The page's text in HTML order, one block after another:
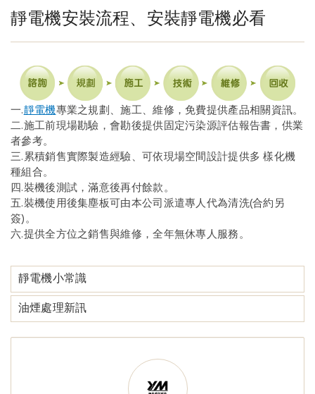
靜電機安裝流程、安裝靜
電機必看
靜電機安裝流程、安裝靜電機必看
一.靜電機專業之規劃、施工、維修，免費提供產品相關資訊。
二.施工前現場勘驗，會勘後提供固定污染源評估報告書，供業
者參考。
三.累積銷售實際製造經驗、可依現場空間設計提供多 樣化機
種組合。
四.裝機後測試，滿意後再付餘款。
五.裝機使用後集塵板可由本公司派遣專人代為清洗(合約另
簽)。
六.提供全方位之銷售與維修，全年無休專人服務。
靜電機小常識
油煙處理新訊